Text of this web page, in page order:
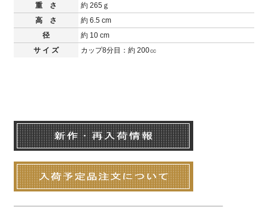
重 さ
約 265ｇ
高 さ
約 6.5 cm
径
約 10 cm
サ イ ズ
カップ8分目：約 200㏄